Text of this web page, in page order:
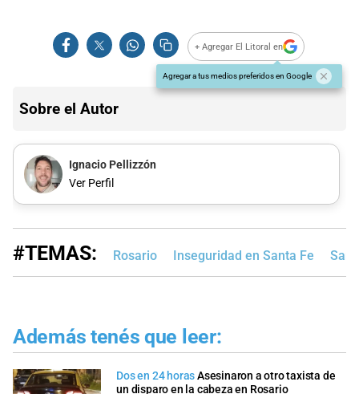
+ Agregar El Litoral en
Agregar a tus medios preferidos en Google
Sobre el Autor
Ignacio Pellizzón
Ver Perfil
#TEMAS: Rosario Inseguridad en Santa Fe
Además tenés que leer:
Dos en 24 horasAsesinaron a otro taxista de
un disparo en la cabeza en Rosario